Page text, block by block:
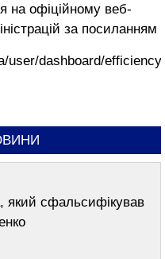
на офіційному веб-
за посиланням
user/dashboard/
сфальсифікував